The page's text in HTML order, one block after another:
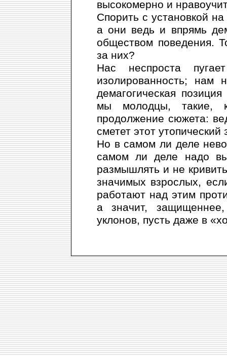
высокомерно и
Спорить с установкой
а они ведь и впрямь
обществом поведения.
за них?
Нас неспроста
изолированность; нам
демагогическая
мы молодцы, такие,
продолжение сюжета:
сметет этот
Но в самом ли деле
самом ли деле надо
размышлять и не
значимых взрослых,
работают над этим
а значит,
уклонов, пусть даже в